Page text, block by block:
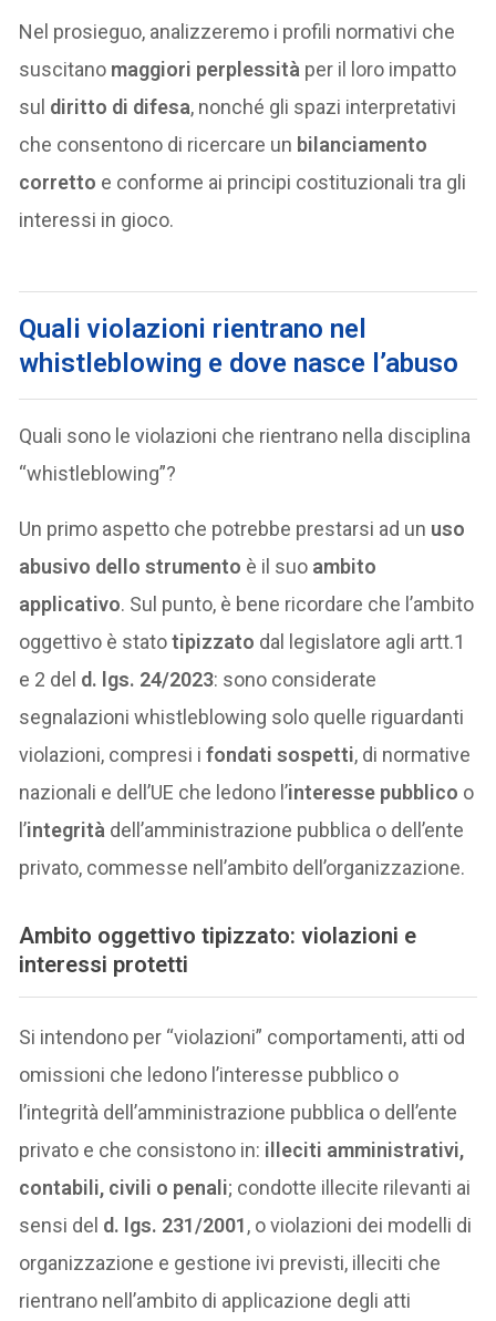
Nel prosieguo, analizzeremo i profili normativi che
suscitano maggiori perplessità per il loro impatto
sul diritto di difesa, nonché gli spazi interpretativi
che consentono di ricercare un bilanciamento
corretto e conforme ai principi costituzionali tra gli
interessi in gioco.
Quali violazioni rientrano nel
whistleblowing e dove nasce l’abuso
Quali sono le violazioni che rientrano nella disciplina
“whistleblowing”?
Un primo aspetto che potrebbe prestarsi ad un uso
abusivo dello strumento è il suo ambito
applicativo. Sul punto, è bene ricordare che l’ambito
oggettivo è statotipizzato dal legislatore agli artt.1
e 2 del d. lgs. 24/2023: sono considerate
segnalazioni whistleblowing solo quelle riguardanti
violazioni, compresi ifondati sospetti, di normative
nazionali e dell’UE che ledono l’interesse pubblico o
l’integrità dell’amministrazione pubblica o dell’ente
privato, commesse nell’ambito dell’organizzazione.
Ambito oggettivo tipizzato: violazioni e
interessi protetti
Si intendono per “violazioni” comportamenti, atti od
omissioni che ledono l’interesse pubblico o
l’integrità dell’amministrazione pubblica o dell’ente
privato e che consistono in: illeciti amministrativi,
contabili, civili o penali; condotte illecite rilevanti ai
sensi del d. lgs. 231/2001, o violazioni dei modelli di
organizzazione e gestione ivi previsti, illeciti che
rientrano nell’ambito di applicazione degli atti